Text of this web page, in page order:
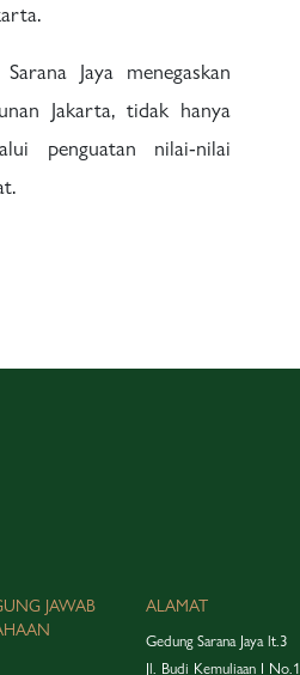
Jaya menegaskan
Jakarta, tidak hanya
penguatan nilai-nilai
JAWAB
ALAMAT
Gedung Sarana Jaya lt.3
Jl. Budi Kemuliaan I No.1